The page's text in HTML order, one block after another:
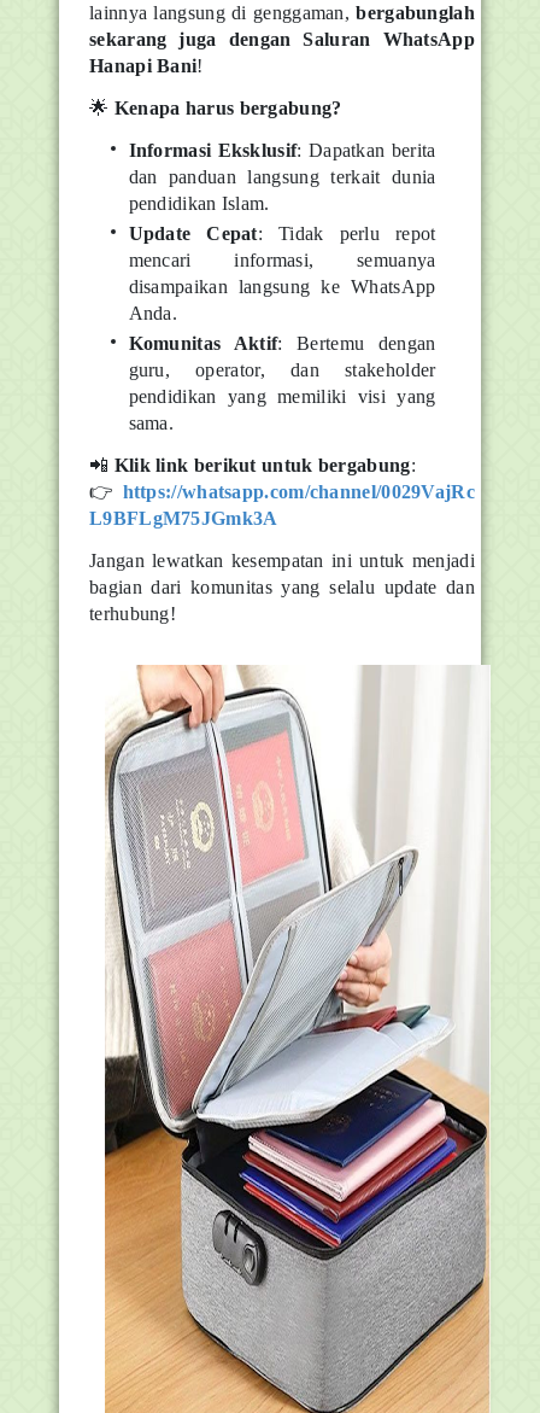
lainnya langsung di genggaman,bergabunglah
sekarang juga dengan Saluran WhatsApp
Hanapi Bani!
🌟 Kenapa harus bergabung?
Informasi Eksklusif: Dapatkan berita
dan panduan langsung terkait dunia
pendidikan Islam.
Update Cepat: Tidak perlu repot
mencari informasi, semuanya
disampaikan langsung ke WhatsApp
Anda.
Komunitas Aktif: Bertemu dengan
guru, operator, dan stakeholder
pendidikan yang memiliki visi yang
sama.
📲 Klik link berikut untuk bergabung:
👉 https://whatsapp.com/channel/0029VajRc
L9BFLgM75JGmk3A
Jangan lewatkan kesempatan ini untuk menjadi
bagian dari komunitas yang selalu update dan
terhubung!